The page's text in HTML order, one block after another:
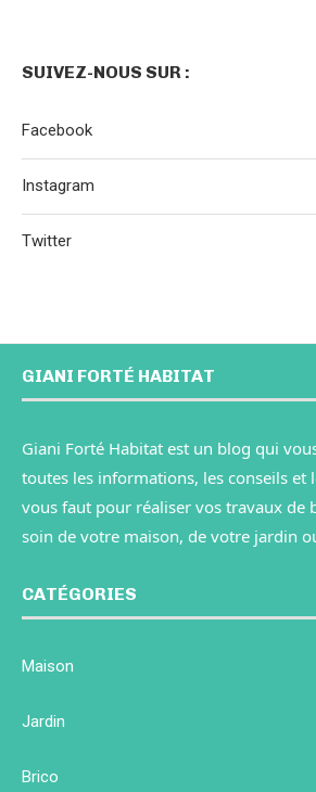
SUIVEZ-NOUS SUR :
Facebook
Instagram
Twitter
GIANI FORTÉ HABITAT
Giani Forté Habitat est un blog qui
toutes les informations, les conseils et
vous faut pour réaliser vos travaux de
soin de votre maison, de votre jardin
CATÉGORIES
Maison
Jardin
Brico